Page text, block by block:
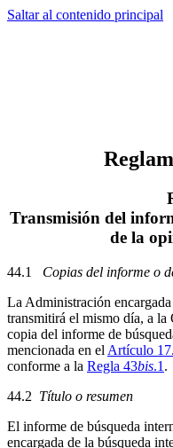
Saltar al contenido principal
Transmisión del
de la
44.1 Copias del informe o
La Administración
transmitirá el mismo día, a
copia del informe de
mencionada en el Artículo
conforme a la Regla 43bis.1 .
44.2 Título o resumen
El informe de búsqueda
encargada de la búsqueda